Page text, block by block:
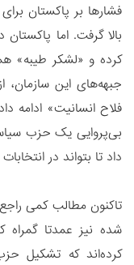
فشارها بر پاکستان
بالا گرفت. اما
کرده و «لشکر طیبه»
جبهه‌های این سازمان،
بی‌پروایی یک حزب
داد تا بتواند در انتخابات عمومی سال
تاکنون مطالب کمی
شده نیز عمدتا گمراه
کرده‌اند که تشکیل